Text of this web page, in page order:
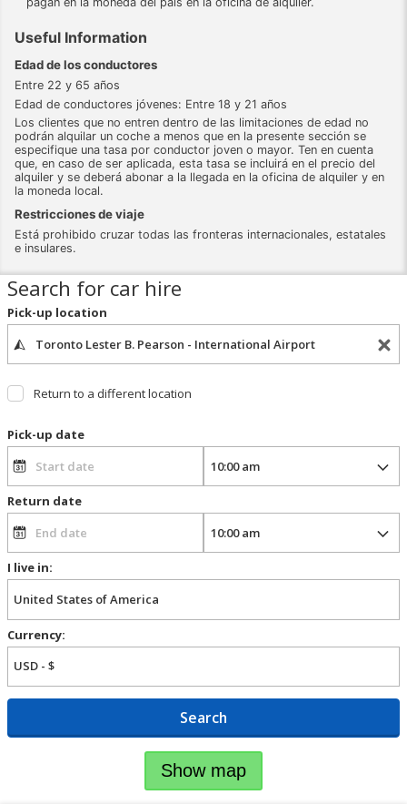
Useful Information
Edad de los conductores
Entre 22 y 65 años
Edad de conductores jóvenes: Entre 18 y 21 años
Los clientes que no entren dentro de las limitaciones de edad no
podrán alquilar un coche a menos que en la presente sección se
especifique una tasa por conductor joven o mayor. Ten en cuenta
que, en caso de ser aplicada, esta tasa se incluirá en el precio del
alquiler y se deberá abonar a la llegada en la oficina de alquiler y en
la moneda local.
Restricciones de viaje
Está prohibido cruzar todas las fronteras internacionales, estatales
e insulares.
Search for car hire
Pick-up location
Return to a different location
Pick-up date
Return date
I live in:
Currency:
Search
Show map